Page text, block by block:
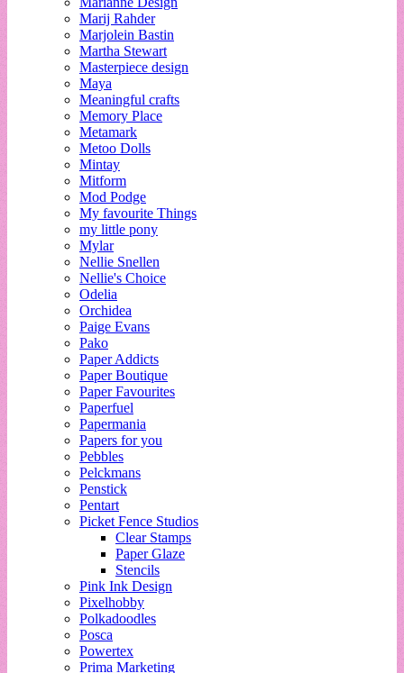
Marij Rahder
Marjolein Bastin
Martha Stewart
Masterpiece design
Maya
Meaningful crafts
Memory Place
Metamark
Metoo Dolls
Mintay
Mitform
Mod Podge
My favourite Things
my little pony
Mylar
Nellie Snellen
Nellie's Choice
Odelia
Orchidea
Paige Evans
Pako
Paper Addicts
Paper Boutique
Paper Favourites
Paperfuel
Papermania
Papers for you
Pebbles
Pelckmans
Penstick
Pentart
Picket Fence Studios
Clear Stamps
Paper Glaze
Stencils
Pink Ink Design
Pixelhobby
Polkadoodles
Posca
Powertex
Prima Marketing